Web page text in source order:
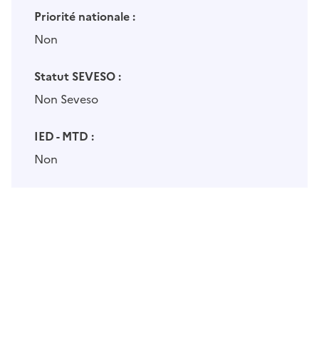
Priorité nationale :
Non
Statut SEVESO :
Non Seveso
IED - MTD :
Non